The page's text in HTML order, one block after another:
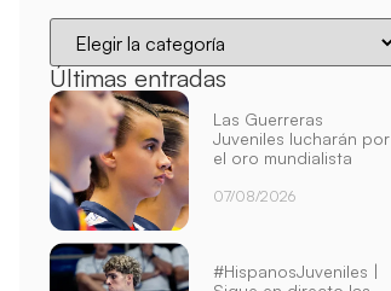
Últimas entradas
Las Guerreras
Juveniles lucharán por
el oro mundialista
07/08/2026
#HispanosJuveniles |